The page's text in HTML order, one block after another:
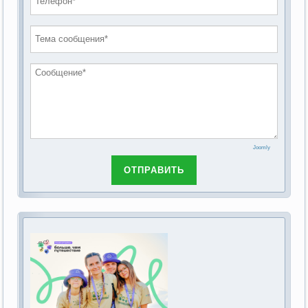
обсуждению Федерального закона Российской
основах социального обслуживания граждан в
2019 год
2018 год
Joomly
ОТПРАВИТЬ